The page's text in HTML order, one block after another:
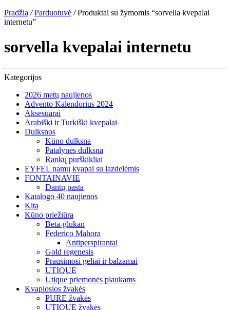
Pradžia / Parduotuvė /Produktai su žymomis “sorvella kvepalai
internetu”
sorvella kvepalai internetu
Kategorijos
2026 metų naujienos
Advento Kalendorius 2024
Aksesuarai
Arabiški ir Turkiški kvepalai
Dulksnos
Kūno dulksna
Patalynės dulksna
Rankų purškikliai
EYFEL namų kvapai su lazdelėmis
FONTAINAVIE
Dantų pasta
Katalogo 40 naujienos
Kita
Kūno priežiūra
Beta-glukan
Federico Mahora
Antiperspirantai
Gold regenesis
Prausimosi geliai ir balzamai
UTIQUE
Utique priemonės plaukams
Kvapiosios žvakės
PURE žvakės
UTIQUE žvakės